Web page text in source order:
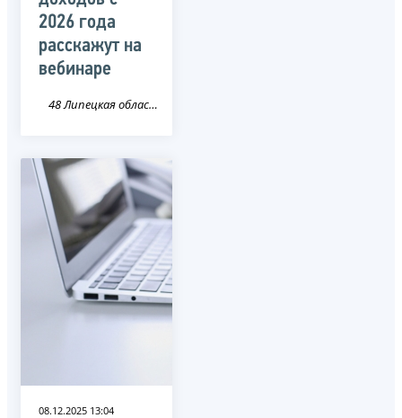
2026 года
расскажут на
вебинаре
48 Липецкая область
08.12.2025 13:04